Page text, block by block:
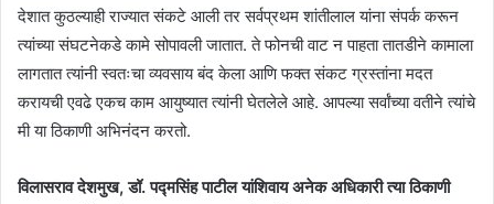
देशात कुठल्याही राज्यात संकटे आली तर सर्वप्रथम शांतीलाल यांना संपर्क करून
त्यांच्या संघटनेकडे कामे सोपावली जातात. ते फोनची वाट न पाहता तातडीने कामाला
लागतात त्यांनी स्वतःचा व्यवसाय बंद केला आणि फक्त संकट ग्रस्तांना मदत
करायची एवढे एकच काम आयुष्यात त्यांनी घेतलेले आहे. आपल्या सर्वांच्या वतीने त्यांचे
मी या ठिकाणी अभिनंदन करतो.
विलासराव देशमुख, डॉ. पद्मसिंह पाटील यांशिवाय अनेक अधिकारी त्या ठिकाणी